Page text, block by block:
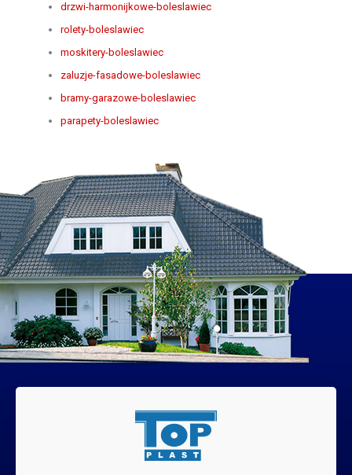
drzwi-harmonijkowe-boleslawiec
rolety-boleslawiec
moskitery-boleslawiec
zaluzje-fasadowe-boleslawiec
bramy-garazowe-boleslawiec
parapety-boleslawiec
ul.Warszawska 2d 59-800 Lubań